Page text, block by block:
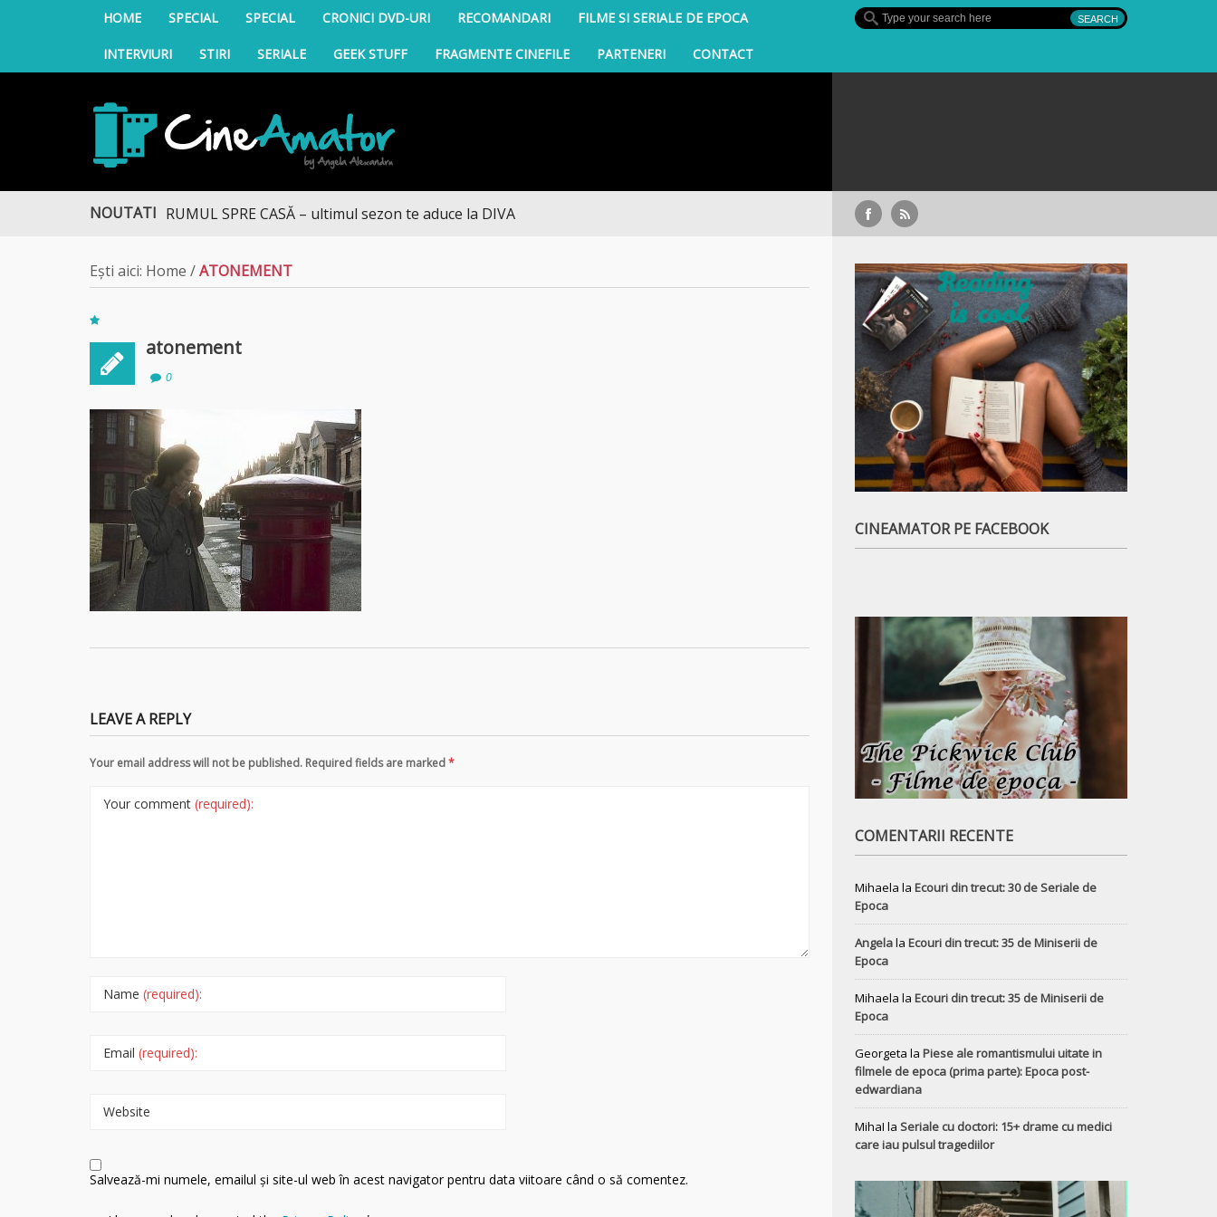
HOME SPECIAL SPECIAL CRONICI DVD-URI RECOMANDARI FILME SI SERIALE DE EPOCA
INTERVIURI STIRI SERIALE GEEK STUFF FRAGMENTE CINEFILE PARTENERI CONTACT
CineAmator
NOUTATIDRUMUL SPRE CASĂ – ultimul sezon te aduce la DIVA
Ești aici: Home /ATONEMENT
atonement
0
LEAVE A REPLY
Your email address will not be published. Required fields are marked*
Your comment (required):
Name (required):
Email (required):
Website
Salvează-mi numele, emailul și site-ul web în acest navigator pentru data viitoare când o să comentez.
CINEAMATOR PE FACEBOOK
COMENTARII RECENTE
Mihaela la Ecouri din trecut: 30 de Seriale de
Epoca
Angelala Ecouri din trecut: 35 de Miniserii de
Epoca
Mihaela la Ecouri din trecut: 35 de Miniserii de
Epoca
Georgeta la Piese ale romantismului uitate in
filmele de epoca (prima parte): Epoca post-
edwardiana
MihaI la Seriale cu doctori: 15+ drame cu medici
care iau pulsul tragediilor